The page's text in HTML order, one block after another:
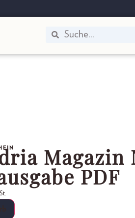
Magazin
PDF